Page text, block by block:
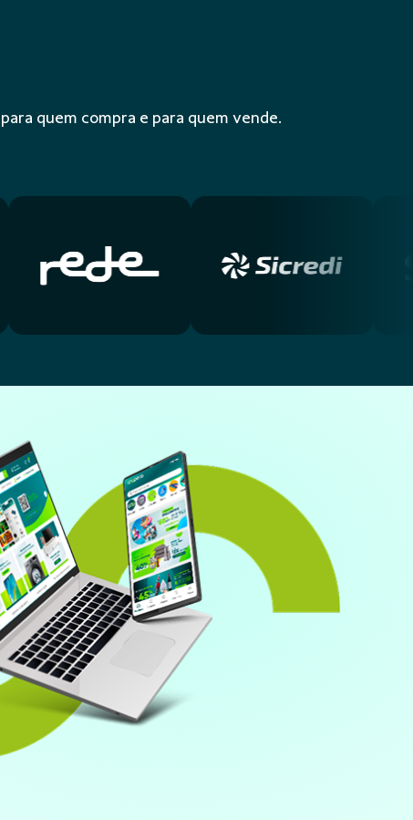
quem compra e para quem vende.